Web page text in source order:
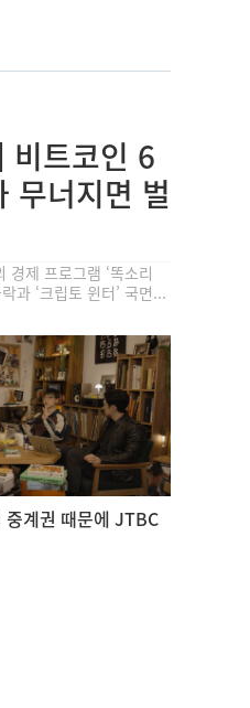
비트코인 6
무너지면 벌
경제 프로그램 ‘똑소리
과 ‘크립토 윈터’ 국면...
계권 때문에 JTBC